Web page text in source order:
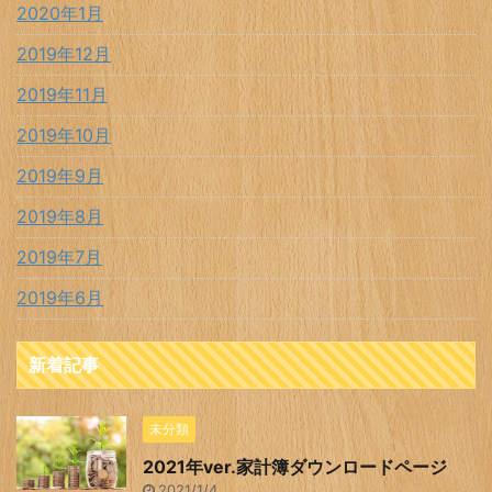
2020年1月
2019年12月
2019年11月
2019年10月
2019年9月
2019年8月
2019年7月
2019年6月
新着記事
未分類
2021年ver.家計簿ダウンロードページ